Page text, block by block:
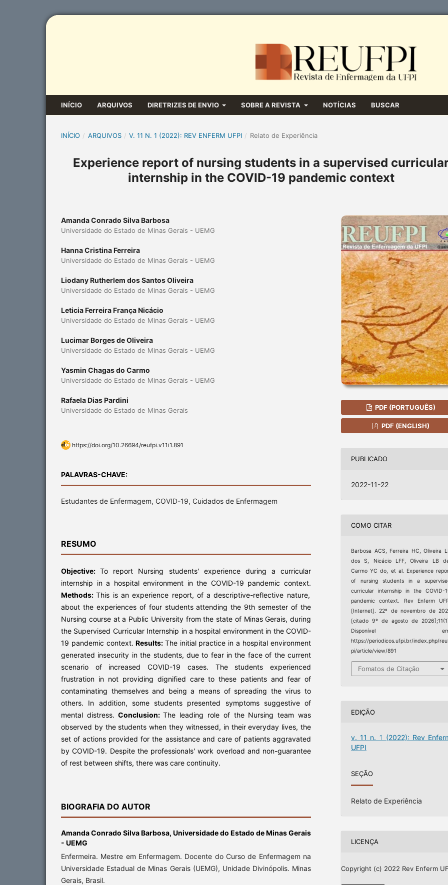
INÍCIO ARQUIVOS DIRETRIZES DE ENVIO SOBRE A REVISTA NOTÍCIAS BUSCAR
INÍCIO / ARQUIVOS / V. 11 N. 1 (2022): REV ENFERM UFPI / Relato de Experiência
Experience report of nursing students in a supervised
internship in the COVID-19 pandemic context
Amanda Conrado Silva Barbosa
Universidade do Estado de Minas Gerais - UEMG
Hanna Cristina Ferreira
Universidade do Estado de Minas Gerais - UEMG
Liodany Rutherlem dos Santos Oliveira
Universidade do Estado de Minas Gerais - UEMG
Leticia Ferreira França Nicácio
Universidade do Estado de Minas Gerais - UEMG
Lucimar Borges de Oliveira
Universidade do Estado de Minas Gerais - UEMG
Yasmin Chagas do Carmo
Universidade do Estado de Minas Gerais - UEMG
Rafaela Dias Pardini
Universidade do Estado de Minas Gerais
https://doi.org/10.26694/reufpi.v11i1.891
PALAVRAS-CHAVE:
Estudantes de Enfermagem, COVID-19, Cuidados de Enfermagem
RESUMO
Objective:To report Nursing students' experience during a curricular
internship in a hospital environment in the COVID-19 pandemic context.
Methods:This is an experience report, of a descriptive-reflective nature,
about the experiences of four students attending the 9th semester of the
Nursing course at a Public University from the state of Minas Gerais, during
the Supervised Curricular Internship in a hospital environment in the COVID-
19 pandemic context. Results: The initial practice in a hospital environment
generated insecurity in the students, due to fear in the face of the current
scenario of increased COVID-19 cases. The students experienced
frustration in not providing dignified care to these patients and fear of
contaminating themselves and being a means of spreading the virus to
others. In addition, some students presented symptoms suggestive of
mental distress. Conclusion:The leading role of the Nursing team was
observed by the students when they witnessed, in their everyday lives, the
set of actions provided for the assistance and care of patients aggravated
by COVID-19. Despite the professionals' work overload and non-guarantee
of rest between shifts, there was care continuity.
BIOGRAFIA DO AUTOR
Amanda Conrado Silva Barbosa, Universidade do Estado de Minas Gerais
- UEMG
Enfermeira. Mestre em Enfermagem. Docente do Curso de Enfermagem na
Universidade Estadual de Minas Gerais (UEMG), Unidade Divinópolis. Minas
Gerais, Brasil.
PDF (PORTUGUÊS)
PDF (ENGLISH)
PUBLICADO
2022-11-22
COMO CITAR
Barbosa ACS, Ferreira HC, Oliveira
dos S, Nicácio LFF, Oliveira LB
Carmo YC do, et al. Experience
of nursing students in a
curricular internship in the COVID-
pandemic context. Rev Enferm
[Internet]. 22º de novembro de
[citado 9º de agosto de
Disponível
https://periodicos.ufpi.br/index.php/
pi/article/view/891
Fomatos de Citação
EDIÇÃO
v. 11 n. 1 (2022): Rev
UFPI
SEÇÃO
Relato de Experiência
LICENÇA
Copyright (c) 2022 Rev Enferm